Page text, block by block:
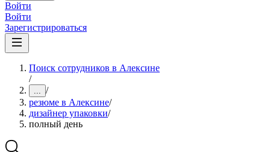
Войти
Войти
Зарегистрироваться
Поиск сотрудников в Алексине
/
... /
резюме в Алексине/
дизайнер упаковки/
полный день